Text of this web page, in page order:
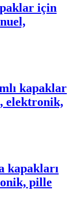
için
kapaklar
elektronik,
kapakları
pille